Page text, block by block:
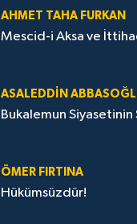
AHMET TAHA FURKAN
Mescid-i Aksa ve
ASALEDDIN
Bukalemun Siyasetinin
ÖMER FIRTINA
Hükümsüzdür!